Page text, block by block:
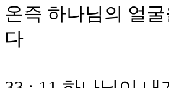
온즉 하나님의 얼
다